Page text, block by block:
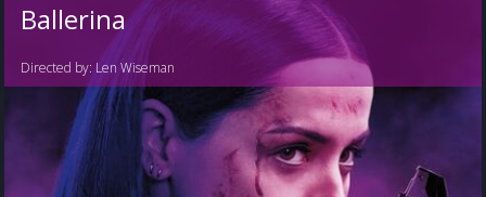
Ballerina
Directed by: Len Wiseman